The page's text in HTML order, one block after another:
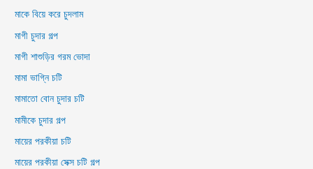
মাকে বিয়ে করে চুদলাম
মাগী চুদার গল্প
মাগী শাশুড়ির গরম ভোদা
মামা ভাগ্নি চটি
মামাতো বোন চুদার চটি
মামীকে চুদার গল্প
মায়ের পরকীয়া চটি
মায়ের পরকীয়া সেক্স চটি গল্প